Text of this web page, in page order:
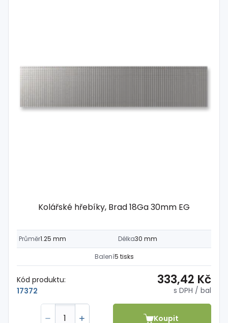
Kolářské hřebíky, Brad 18Ga 30mm EG
Průměr1.25 mm Délka30 mm
Balení5 tisks
Kód produktu:
17372
333,42 Kč
s DPH / bal
Koupit